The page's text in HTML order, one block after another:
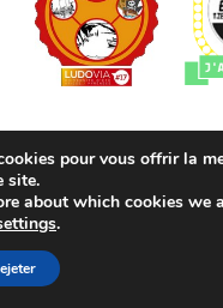
pour vous offrir la
site.
about which cookies we
.